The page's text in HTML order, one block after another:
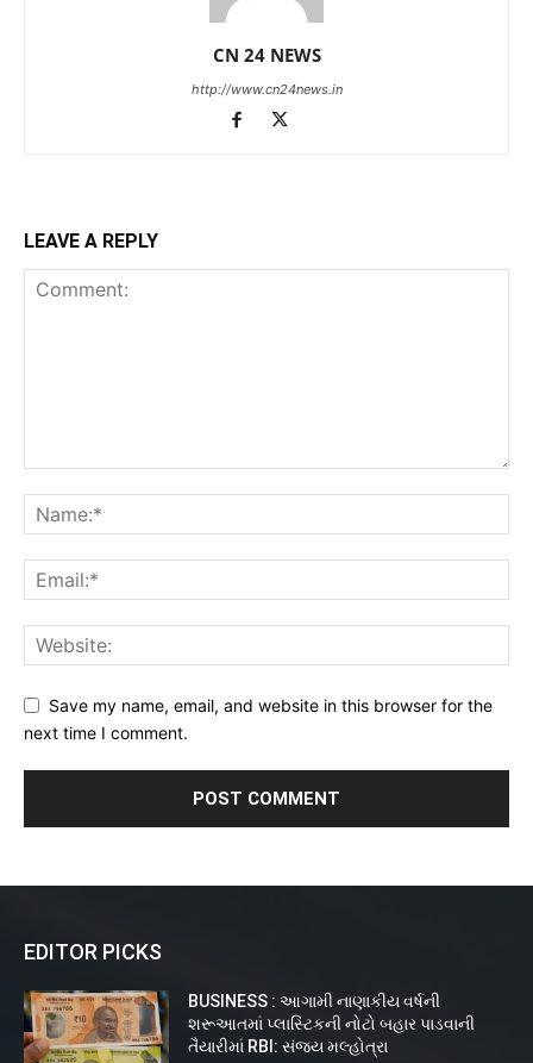
CN 24 NEWS
http://www.cn24news.in
LEAVE A REPLY
Save my name, email, and website in this browser for the
next time I comment.
EDITOR PICKS
BUSINESS : આગામી નાણાકીય વર્ષની
શરૂઆતમાં પ્લાસ્ટિકની નોટો બહાર પાડવાની
તૈયારીમાં RBI: સંજય મલ્હોત્રા